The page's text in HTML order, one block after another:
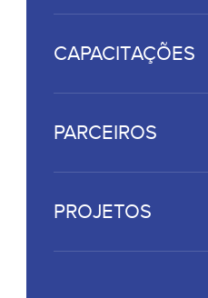
CAPACITAÇÕES
PARCEIROS
PROJETOS